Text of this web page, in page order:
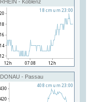
RHEIN - Koblenz
DONAU - Passau